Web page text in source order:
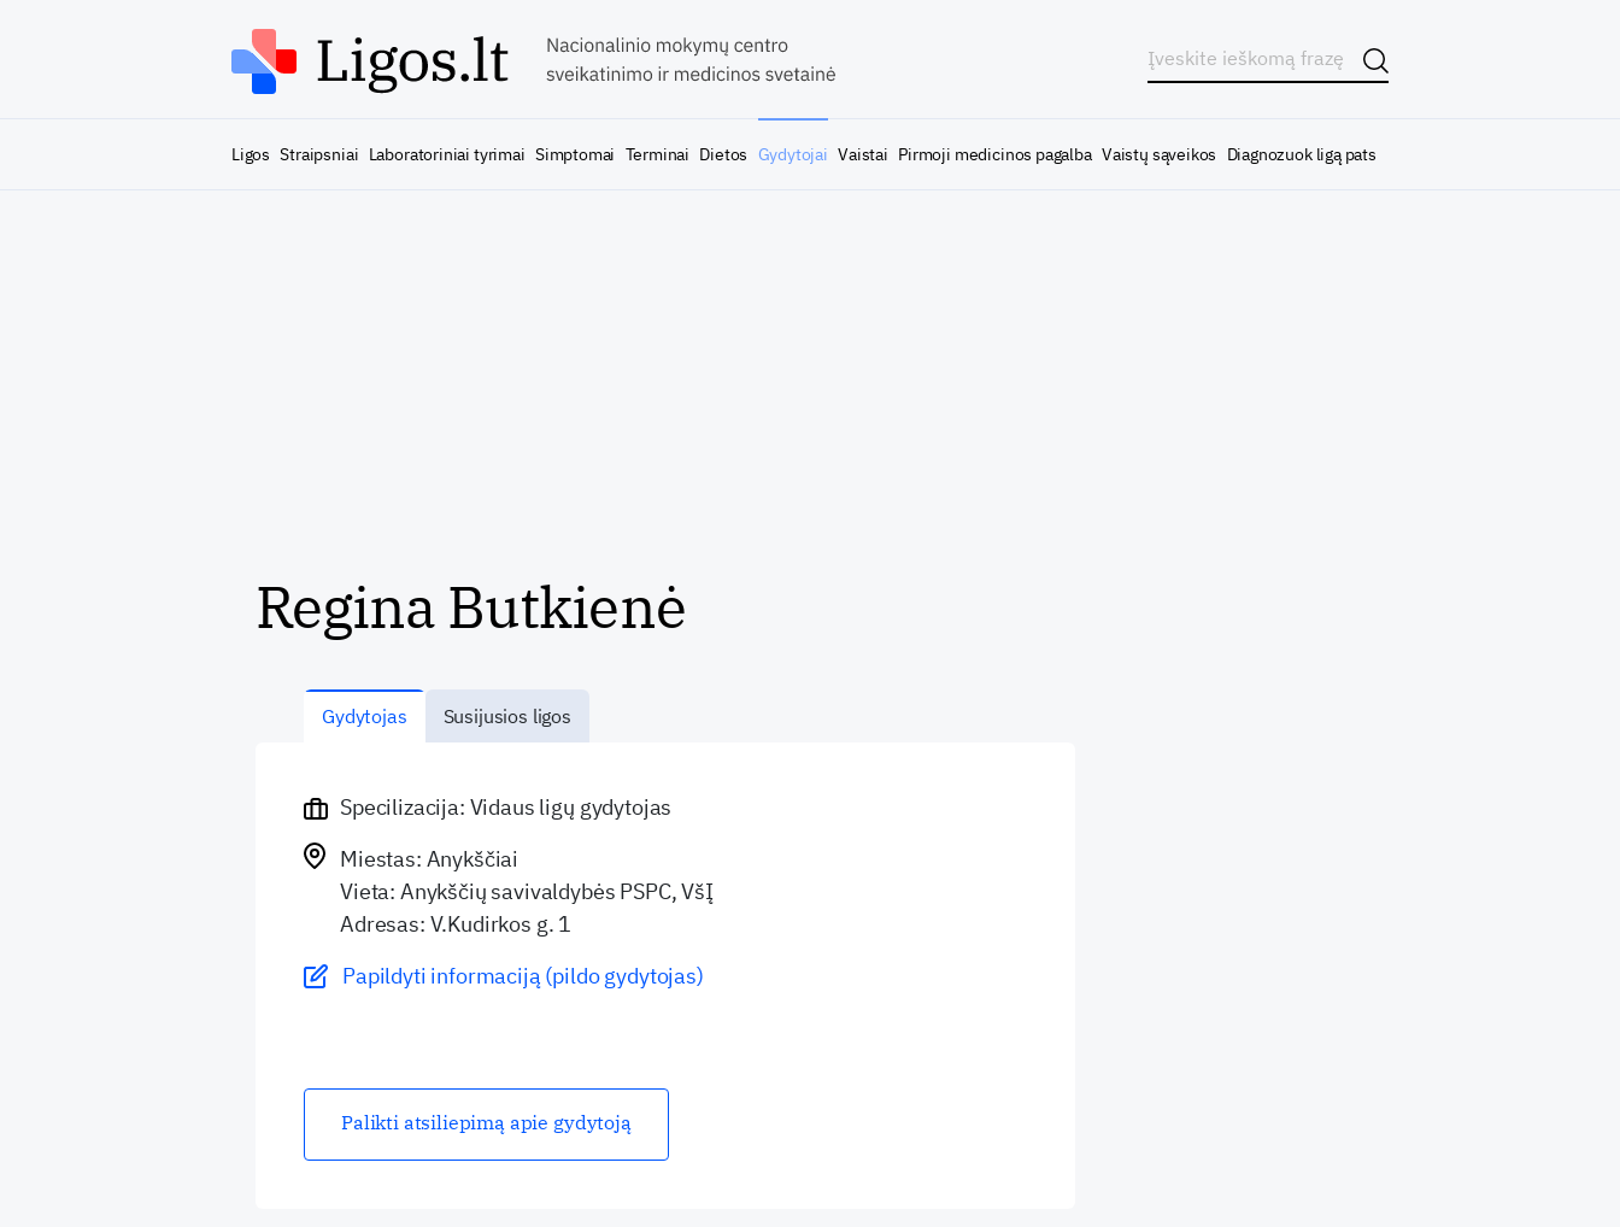
Ligos Straipsniai Laboratoriniai tyrimai Simptomai Terminai Dietos Gydytojai Vaistai Pirmoji medicinos pagalba Vaistų sąveikos Diagnozuok ligą pats
Regina Butkienė
Gydytojas Susijusios ligos
Specilizacija: Vidaus ligų gydytojas
Miestas: Anykščiai
Vieta: Anykščių savivaldybės PSPC, VšĮ
Adresas: V.Kudirkos g. 1
Papildyti informaciją (pildo gydytojas)
Palikti atsiliepimą apie gydytoją